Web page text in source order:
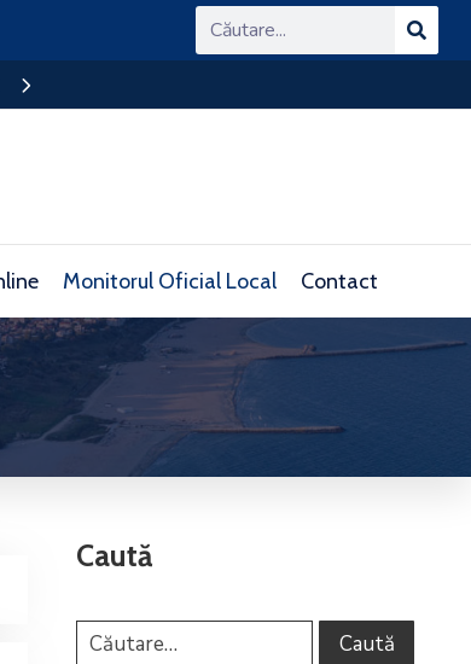
Monitorul Oficial Local Contact
Caută